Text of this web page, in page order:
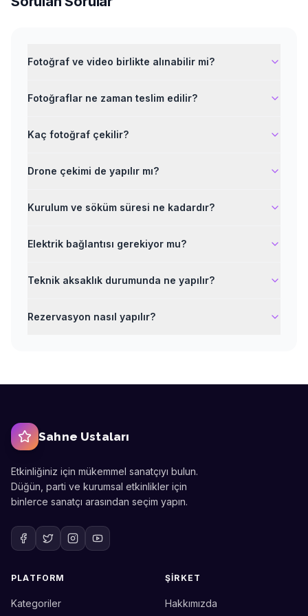
Fotoğraf ve video birlikte alınabilir mi?
Fotoğraflar ne zaman teslim edilir?
Kaç fotoğraf çekilir?
Drone çekimi de yapılır mı?
Kurulum ve söküm süresi ne kadardır?
Elektrik bağlantısı gerekiyor mu?
Teknik aksaklık durumunda ne yapılır?
Rezervasyon nasıl yapılır?
Sahne Ustaları
Etkinliğiniz için mükemmel sanatçıyı bulun.
Düğün, parti ve kurumsal etkinlikler için
binlerce sanatçı arasından seçim yapın.
PLATFORM
Kategoriler
ŞIRKET
Hakkımızda